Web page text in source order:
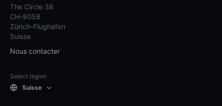
The Circle 38
CH-8058
Zürich-Flughafen
Suisse
Nous contacter
Select region
Suisse